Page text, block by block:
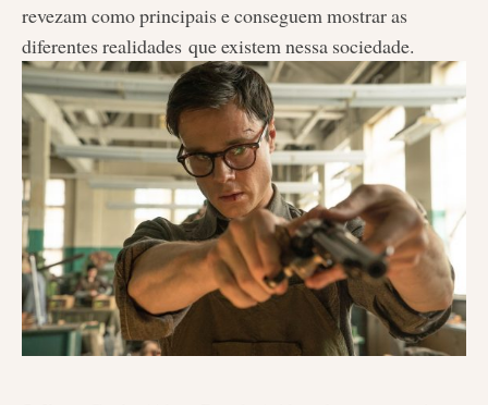
revezam como principais e conseguem mostrar as
diferentes realidades que existem nessa sociedade.